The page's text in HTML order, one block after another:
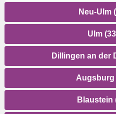
Neu-Ulm
Ulm
Dillingen an der
Augsburg
Blaustein